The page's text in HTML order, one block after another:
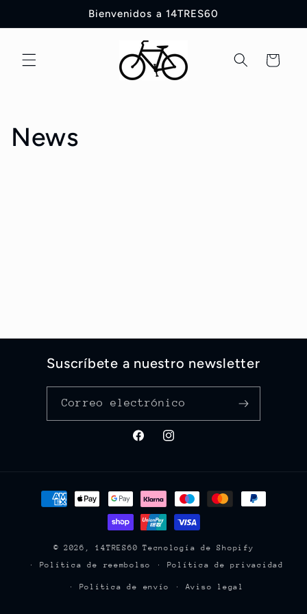
al contenido
Bienvenidos a 14TRES60
Carrito
News
Suscríbete a nuestro newsletter
Correo electrónico
FacebookInstagram
Formas
© 2026,14TRES60
Tecnología de Shopify
Política de reembolso
Política de privacidad
Política de envío Aviso legal